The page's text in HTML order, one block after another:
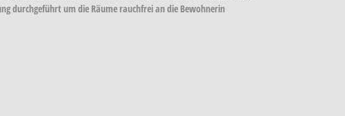
durchgeführt um die Räume rauchfrei an die Bewohnerin